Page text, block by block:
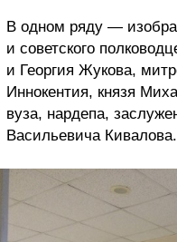
В одном ряду —
и советского
и Георгия Жукова,
Иннокентия, князя
вуза, нардепа,
Васильевича Кивалова.